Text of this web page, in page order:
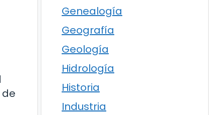
Genealogía
Geografía
Geología
Hidrología
Historia
Industria